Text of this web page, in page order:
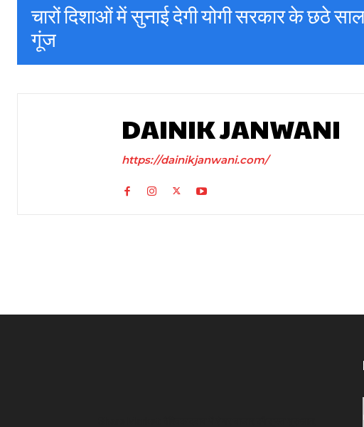
चारों दिशाओं में सुनाई देगी योगी सरकार के छठे
गूंज
DAINIK JANWANI
https://dainikjanwani.com/